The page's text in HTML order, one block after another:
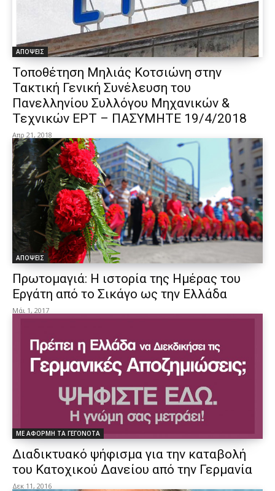
ΑΠΟΨΕΙΣ
Τοποθέτηση Μηλιάς Κοτσιώνη στην
Τακτική Γενική Συνέλευση του
Πανελληνίου Συλλόγου Μηχανικών &
Τεχνικών ΕΡΤ – ΠΑΣΥΜΗΤΕ 19/4/2018
Απρ 21, 2018
ΑΠΟΨΕΙΣ
Πρωτομαγιά: Η ιστορία της Ημέρας του
Εργάτη από το Σικάγο ως την Ελλάδα
Μάι 1, 2017
ΜΕ ΑΦΟΡΜΗ ΤΑ ΓΕΓΟΝΟΤΑ
Διαδικτυακό ψήφισμα για την καταβολή
του Κατοχικού Δανείου από την Γερμανία
Δεκ 11, 2016